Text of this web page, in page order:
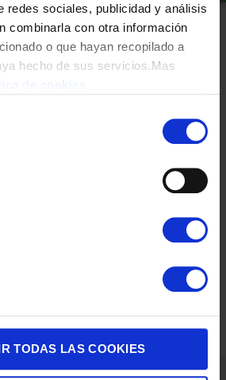
redes sociales, publicidad y análisis
combinarla con otra información
o que hayan recopilado a
hecho de sus servicios.Mas
TODAS LAS COOKIES
14T 5G 8/256 6,67″ OBSIDIAN BL
239,00€